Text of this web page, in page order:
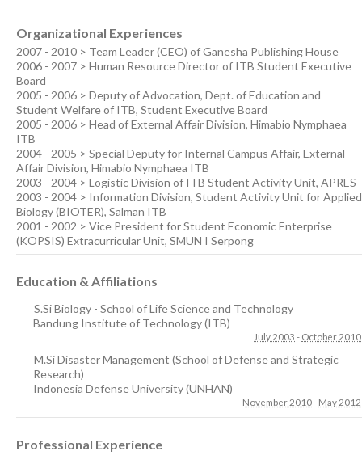
Organizational Experiences
2007 - 2010 > Team Leader (CEO) of Ganesha Publishing House
2006 - 2007 > Human Resource Director of ITB Student Executive
Board
2005 - 2006 > Deputy of Advocation, Dept. of Education and
Student Welfare of ITB, Student Executive Board
2005 - 2006 > Head of External Affair Division, Himabio Nymphaea
ITB
2004 - 2005 > Special Deputy for Internal Campus Affair, External
Affair Division, Himabio Nymphaea ITB
2003 - 2004 > Logistic Division of ITB Student Activity Unit, APRES
2003 - 2004 > Information Division, Student Activity Unit for Applied
Biology (BIOTER), Salman ITB
2001 - 2002 > Vice President for Student Economic Enterprise
(KOPSIS) Extracurricular Unit, SMUN I Serpong
Education & Affiliations
S.Si Biology - School of Life Science and Technology
Bandung Institute of Technology (ITB)
July 2003 - October 2010
M.Si Disaster Management (School of Defense and Strategic
Research)
Indonesia Defense University (UNHAN)
November 2010- May 2012
Professional Experience